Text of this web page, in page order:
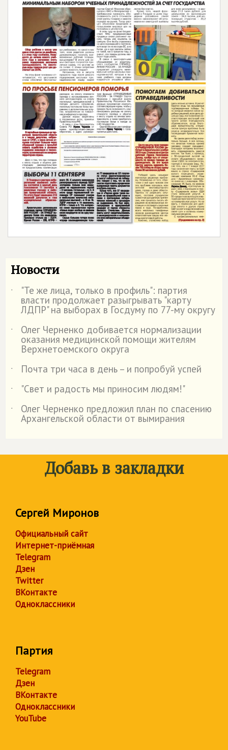
Новости
˙ "Те же лица, только в профиль": партия
власти продолжает разыгрывать "карту
ЛДПР" на выборах в Госдуму по 77-му округу
˙
Олег Черненко добивается нормализации
оказания медицинской помощи жителям
Верхнетоемского округа
˙
Почта три часа в день – и попробуй успей
˙
"Свет и радость мы приносим людям!"
˙
Олег Черненко предложил план по спасению
Архангельской области от вымирания
Добавь в закладки
Сергей Миронов
Официальный сайт
Интернет-приёмная
Telegram
Дзен
Twitter
ВКонтакте
Одноклассники
Партия
Telegram
Дзен
ВКонтакте
Одноклассники
YouTube